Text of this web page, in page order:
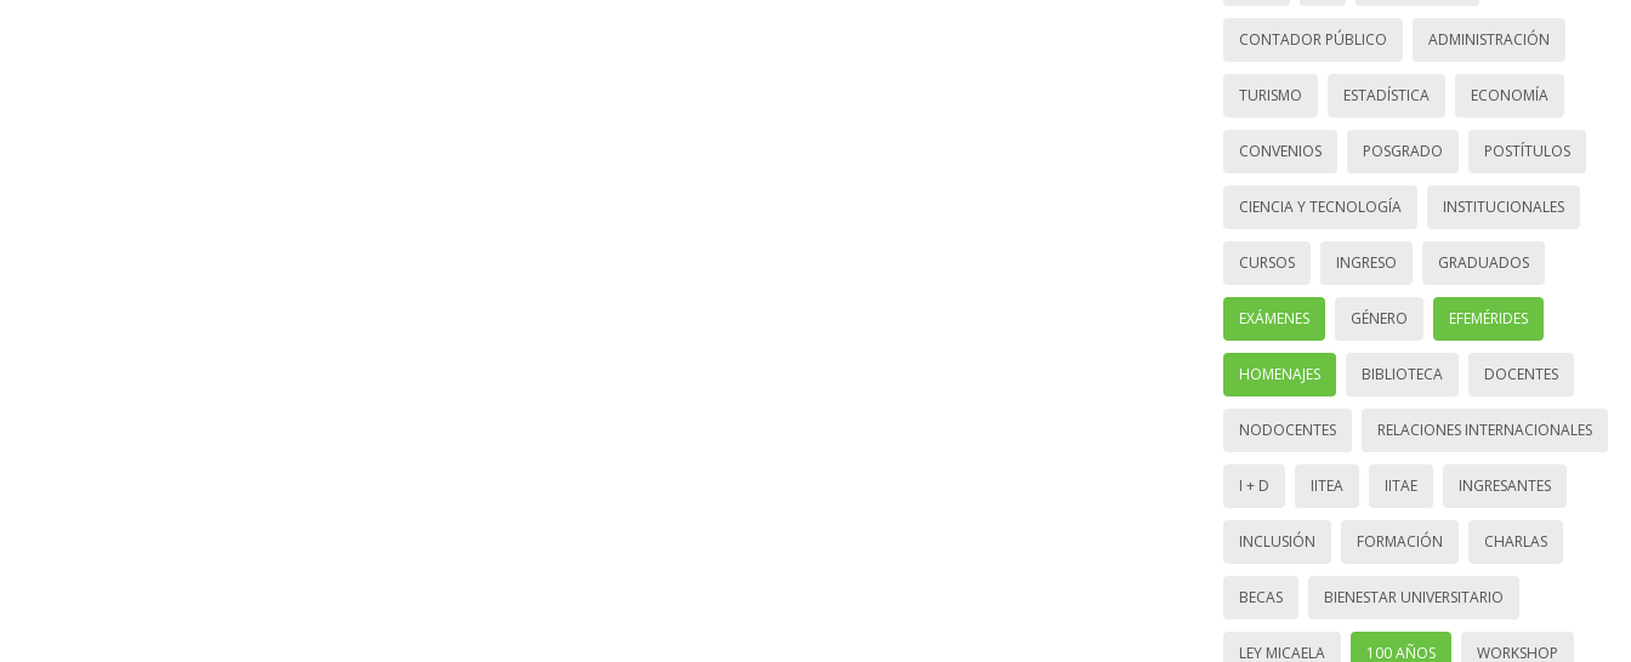
CONTADOR PÚBLICO ADMINISTRACIÓN
TURISMO ESTADÍSTICA ECONOMÍA
CONVENIOS POSGRADO POSTÍTULOS
CIENCIA Y TECNOLOGÍA INSTITUCIONALES
CURSOS INGRESO GRADUADOS
EXÁMENES GÉNERO EFEMÉRIDES
HOMENAJES BIBLIOTECA DOCENTES
NODOCENTES RELACIONES INTERNACIONALES
I + D IITEA IITAE INGRESANTES
INCLUSIÓN FORMACIÓN CHARLAS
BECAS BIENESTAR UNIVERSITARIO
LEY MICAELA 100 AÑOS WORKSHOP